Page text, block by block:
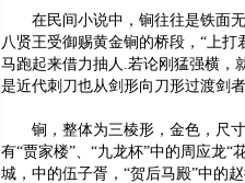
在民间小说中，锏往往是铁面
八贤王受御赐黄金锏的桥段， “上打
马跑起来借力抽人 .若论刚猛强横，
是近代刺刀也从剑形向刀形过渡剑
锏，整体为三棱形，金色，尺
有“贾家楼”、 “九龙杯”中的周应龙“
城，中的伍子胥， “贺后马殿”中的